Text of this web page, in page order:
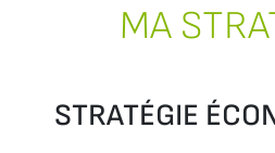
MA
STRATÉGIE